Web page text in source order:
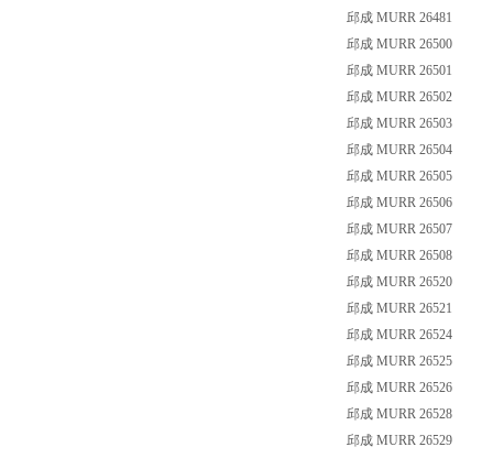
邱成 MURR 26481
邱成 MURR 26500
邱成 MURR 26501
邱成 MURR 26502
邱成 MURR 26503
邱成 MURR 26504
邱成 MURR 26505
邱成 MURR 26506
邱成 MURR 26507
邱成 MURR 26508
邱成 MURR 26520
邱成 MURR 26521
邱成 MURR 26524
邱成 MURR 26525
邱成 MURR 26526
邱成 MURR 26528
邱成 MURR 26529